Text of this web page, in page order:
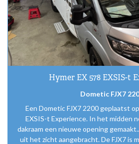
Hymer EX 578 EXSIS-t
Dometic FJX7
Een Dometic FJX7 2200 geplaatst
EXSIS-t Experience. In het midden
dakraam een nieuwe opening
uit het zicht aangebracht. De FJX7 is